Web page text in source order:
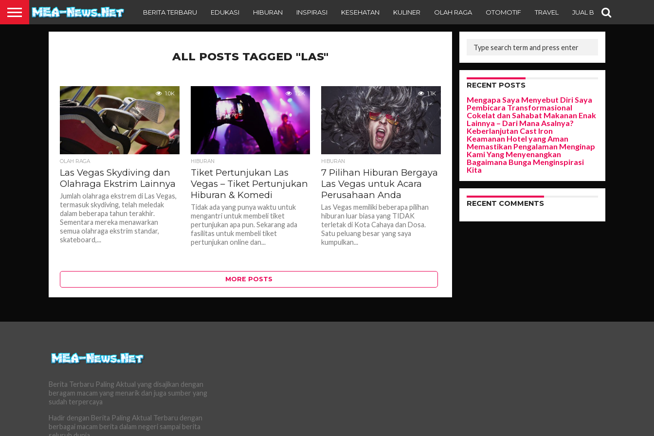
BERITA TERBARU EDUKASI HIBURAN INSPIRASI KESEHATAN KULINER OLAH RAGA OTOMOTIF TRAVEL JUAL BELI
ALL POSTS TAGGED "LAS"
1.0K
OLAH RAGA
Las Vegas Skydiving dan
Olahraga Ekstrim Lainnya
Jumlah olahraga ekstrem di Las Vegas,
termasuk skydiving, telah meledak
dalam beberapa tahun terakhir.
Sementara mereka menawarkan
semua olahraga ekstrim standar,
skateboard,...
1.2K
HIBURAN
Tiket Pertunjukan Las
Vegas – Tiket Pertunjukan
Hiburan & Komedi
Tidak ada yang punya waktu untuk
mengantri untuk membeli tiket
pertunjukan apa pun. Sekarang ada
fasilitas untuk membeli tiket
pertunjukan online dan...
1.1K
HIBURAN
7 Pilihan Hiburan Bergaya
Las Vegas untuk Acara
Perusahaan Anda
Las Vegas memiliki beberapa pilihan
hiburan luar biasa yang TIDAK
terletak di Kota Cahaya dan Dosa.
Satu peluang besar yang saya
kumpulkan...
MORE POSTS
RECENT POSTS
Mengapa Saya Menyebut Diri Saya
Pembicara Transformasional
Cokelat dan Sahabat Makanan Enak
Lainnya – Dari Mana Asalnya?
Keberlanjutan Cast Iron
Keamanan Hotel yang Aman
Memastikan Pengalaman Menginap
Kami Yang Menyenangkan
Bagaimana Bunga Menginspirasi
Kita
RECENT COMMENTS
Berita Terbaru Paling Aktual yang disajikan dengan
beragam macam yang menarik dan juga sumber yang
sudah terpercaya
Hadir dengan Berita Paling Aktual Terbaru dengan
berbagai macam berita dalam negeri sampai berita